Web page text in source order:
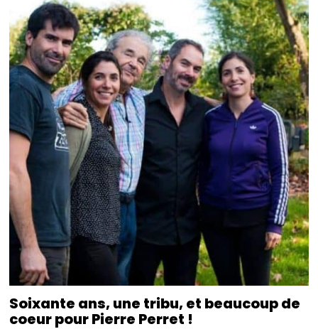
Soixante ans, une tribu, et beaucoup de
coeur pour Pierre Perret !